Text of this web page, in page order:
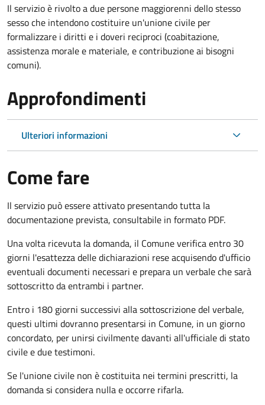
Il servizio è rivolto a due persone maggiorenni dello stesso
sesso che intendono costituire un'unione civile per
formalizzare i diritti e i doveri reciproci (coabitazione,
assistenza morale e materiale, e contribuzione ai bisogni
comuni).
Approfondimenti
Ulteriori informazioni
Come fare
Il servizio può essere attivato presentando tutta la
documentazione prevista, consultabile in formato PDF.
Una volta ricevuta la domanda, il Comune verifica entro 30
giorni l'esattezza delle dichiarazioni rese acquisendo d'ufficio
eventuali documenti necessari e prepara un verbale che sarà
sottoscritto da entrambi i partner.
Entro i 180 giorni successivi alla sottoscrizione del verbale,
questi ultimi dovranno presentarsi in Comune, in un giorno
concordato, per unirsi civilmentedavanti all'ufficiale di stato
civilee due testimoni.
Se l'unione civile non è costituita nei termini prescritti, la
domanda si considera nulla e occorre rifarla.